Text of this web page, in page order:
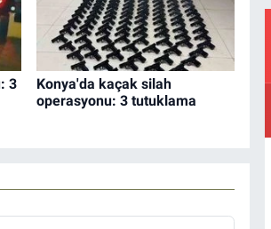
3
Konya'da kaçak silah
operasyonu: 3 tutuklama